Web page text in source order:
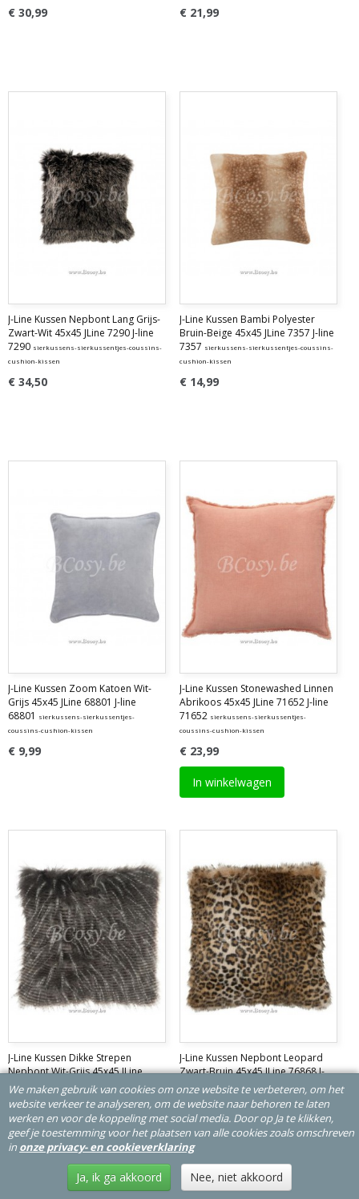
€ 30,99 € 21,99
J-Line Kussen Nepbont Lang Grijs-
Zwart-Wit 45x45 JLine 7290 J-line
7290 sierkussens-sierkussentjes-coussins-
cushion-kissen
€ 34,50
J-Line Kussen Bambi Polyester
Bruin-Beige 45x45 JLine 7357 J-line
7357 sierkussens-sierkussentjes-coussins-
cushion-kissen
€ 14,99
J-Line Kussen Zoom Katoen Wit-
Grijs 45x45 JLine 68801 J-line
68801
sierkussens-sierkussentjes-
coussins-cushion-kissen
€ 9,99
J-Line Kussen Stonewashed Linnen
Abrikoos 45x45 JLine 71652 J-line
71652 sierkussens-sierkussentjes-
coussins-cushion-kissen
€ 23,99
In winkelwagen
J-Line Kussen Dikke Strepen
Nepbont Wit-Grijs 45x45 JLine
76866 J-line 76866sierkussens-
sierkussentjes-coussins-cushion-kissen
€ 32,99
In winkelwagen
J-Line Kussen Nepbont Leopard
Zwart-Bruin 45x45 JLine 76868 J-
line 76868sierkussens-sierkussentjes-
coussins-cushion-kissen
€ 30,99
We maken gebruik van cookies om onze website te verbeteren, om het
website verkeer te analyseren, om de website naar behoren te laten
werken en voor de koppeling met social media. Door op Ja te klikken,
geef je toestemming voor het plaatsen van alle cookies zoals omschreven
in onze privacy- en cookieverklaring
Ja, ik ga akkoord Nee, niet akkoord